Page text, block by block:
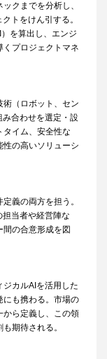
クまでを分析し、
トをけん引する。
を算出し、エンジ
くプロジェクトマネ
（ロボット、セン
合わせを選定・設
タイム、安全性な
性の高いソリューシ
義の両方を担う。
当者や経営陣な
の合意形成を図
カルAIを活用した
にも携わる。市場の
から定義し、この領
期待される。